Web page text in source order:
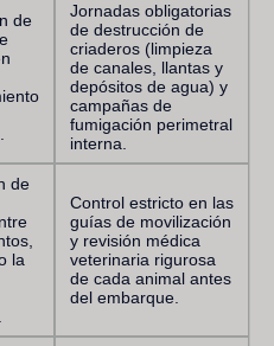
de
Jornadas obligatorias
de destrucción de
criaderos (limpieza
de canales, llantas y
depósitos de agua) y
campañas de
fumigación perimetral
interna.
de
la
Control estricto en las
guías de movilización
y revisión médica
veterinaria rigurosa
de cada animal antes
del embarque.